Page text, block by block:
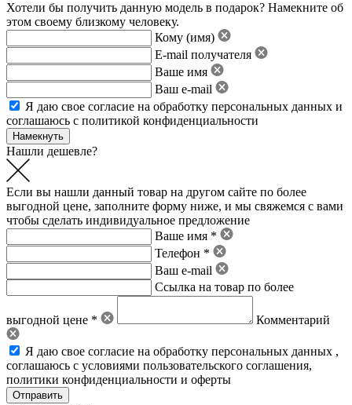
Хотели бы получить данную модель в подарок? Намекните об
этом своему близкому человеку.
Кому (имя)
E-mail получателя
Ваше имя
Ваш e-mail
Я даю свое согласие на обработку персональных данных и
соглашаюсь с политикой конфиденциальности
Нашли дешевле?
Если вы нашли данный товар на другом сайте по более
выгодной цене, заполните форму ниже, и мы свяжемся с вами
чтобы сделать индивидуальное предложение
Ваше имя *
Телефон *
Ваш e-mail
Ссылка на товар по более
выгодной цене * Комментарий
Я даю свое согласие на обработку персональных данных ,
соглашаюсь с условиями пользовательского соглашения,
политики конфиденциальности и оферты